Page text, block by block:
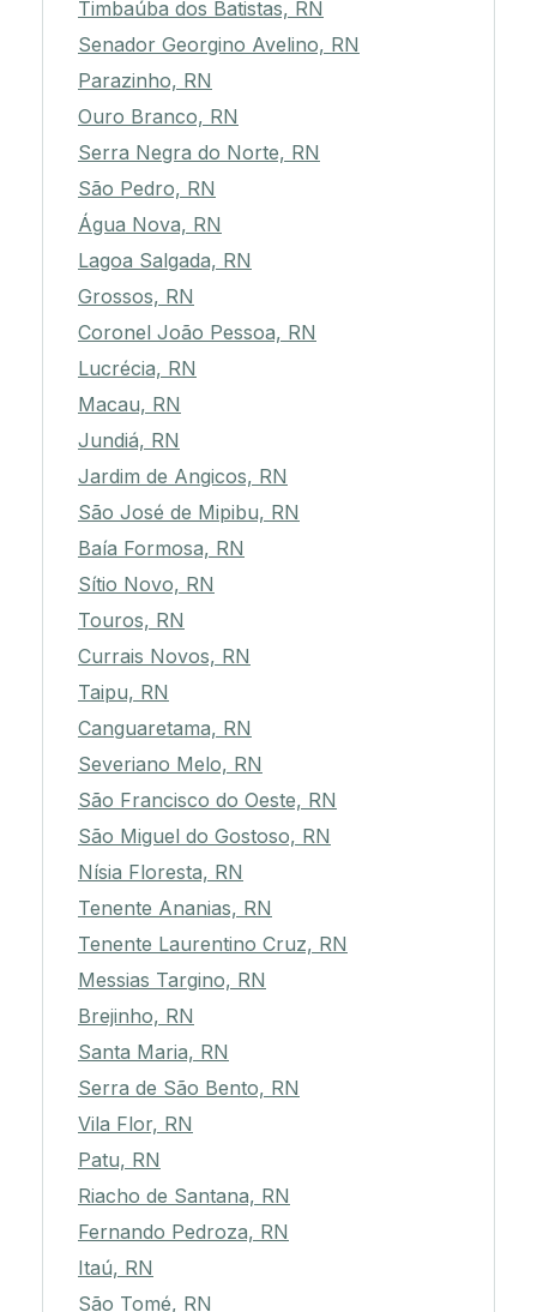
Timbaúba dos Batistas, RN
Senador Georgino Avelino, RN
Parazinho, RN
Ouro Branco, RN
Serra Negra do Norte, RN
São Pedro, RN
Água Nova, RN
Lagoa Salgada, RN
Grossos, RN
Coronel João Pessoa, RN
Lucrécia, RN
Macau, RN
Jundiá, RN
Jardim de Angicos, RN
São José de Mipibu, RN
Baía Formosa, RN
Sítio Novo, RN
Touros, RN
Currais Novos, RN
Taipu, RN
Canguaretama, RN
Severiano Melo, RN
São Francisco do Oeste, RN
São Miguel do Gostoso, RN
Nísia Floresta, RN
Tenente Ananias, RN
Tenente Laurentino Cruz, RN
Messias Targino, RN
Brejinho, RN
Santa Maria, RN
Serra de São Bento, RN
Vila Flor, RN
Patu, RN
Riacho de Santana, RN
Fernando Pedroza, RN
Itaú, RN
São Tomé, RN